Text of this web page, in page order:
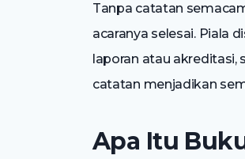
Tanpa catatan
acaranya selesai. Piala
laporan atau akreditasi,
catatan menjadikan
Apa Itu